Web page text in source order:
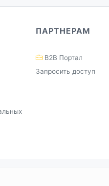
ПАРТНЕРАМ
B2B Портал
Запросить доступ